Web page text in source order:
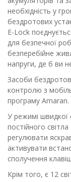
необхідність у
бездротових
E-Lock
для безпечної
безперебійне
напруги, де б ви
Засоби
контролю з
програму Amaran.
У режимі швидкої
постійного
регулювати
активувати
сполучення
Крім того, є 12